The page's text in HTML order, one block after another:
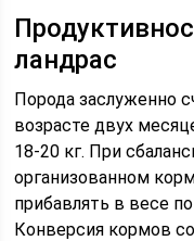
ландрас
Порода заслуженно
возрасте двух
18-20 кг. При
организованном
прибавлять в весе
Конверсия кормов